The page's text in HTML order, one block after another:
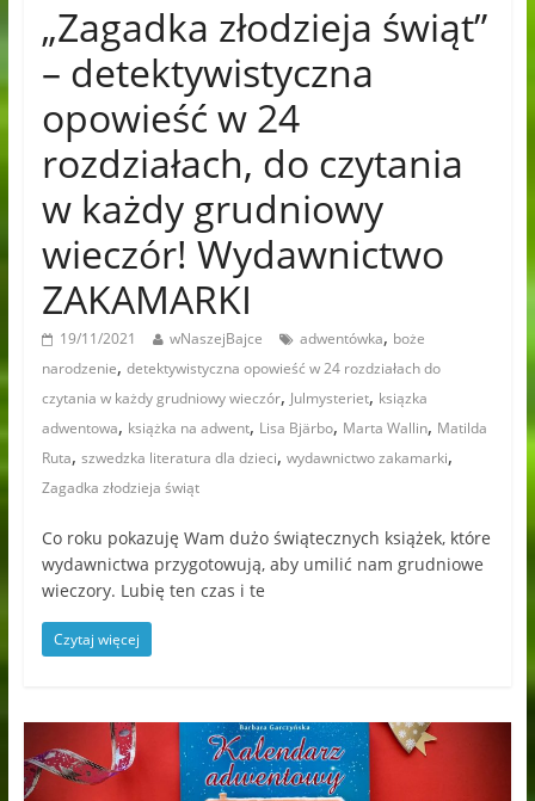
„Zagadka złodzieja świąt”
– detektywistyczna
opowieść w 24
rozdziałach, do czytania
w każdy grudniowy
wieczór! Wydawnictwo
ZAKAMARKI
19/11/2021 wNaszejBajce adwentówka, boże
narodzenie, detektywistyczna opowieść w 24 rozdziałach do
czytania w każdy grudniowy wieczór, Julmysteriet, ksiązka
adwentowa, książka na adwent, Lisa Bjärbo, Marta Wallin, Matilda
Ruta, szwedzka literatura dla dzieci, wydawnictwo zakamarki,
Zagadka złodzieja świąt
Co roku pokazuję Wam dużo świątecznych książek, które
wydawnictwa przygotowują, aby umilić nam grudniowe
wieczory. Lubię ten czas i te
Czytaj więcej